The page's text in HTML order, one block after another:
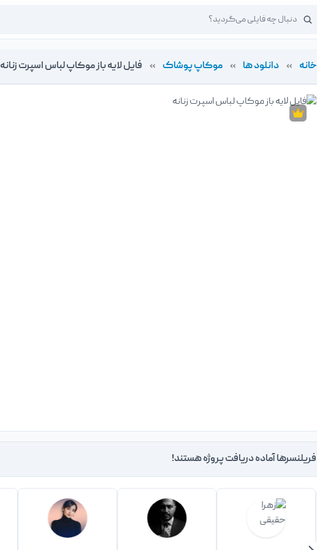
خانه » دانلود ها » موکاپ پوشاک » فایل لایه باز موکاپ لباس اسپرت زنانه
فریلنسرها آماده دریافت پروژه هستند!